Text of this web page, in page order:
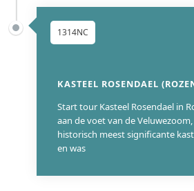
1314NC
KASTEEL ROSENDAEL
Start tour Kasteel Rosendael in
aan de voet van de
historisch meest significante
en was